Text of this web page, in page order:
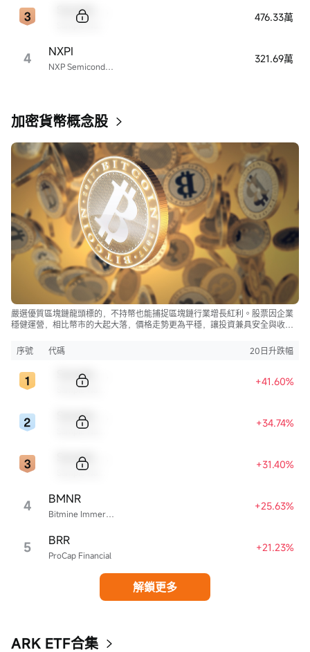
476.33萬
4 NXP Semiconductors
NXPI 321.69萬
加密貨幣概念股
嚴選優質區塊鏈龍頭標的，不持幣也能捕捉區塊鏈行業增長紅利。股票因企業
穩健運營，相比幣市的大起大落，價格走勢更為平穩，讓投資兼具安全與收
序號
代碼 20日升跌幅
+41.60%
+34.74%
+31.40%
4 Bitmine Immersion Technologies
BMNR +25.63%
5 ProCap Financial
BRR +21.23%
解鎖更多
ARK ETF合集